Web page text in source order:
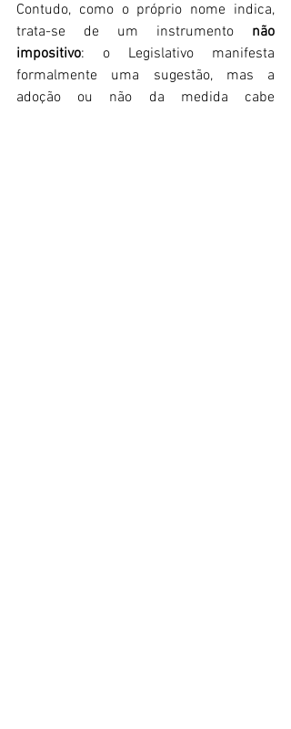
Contudo, como o próprio nome indica,
trata-se de um instrumento não
impositivo: o Legislativo manifesta
formalmente uma sugestão, mas a
adoção ou não da medida cabe